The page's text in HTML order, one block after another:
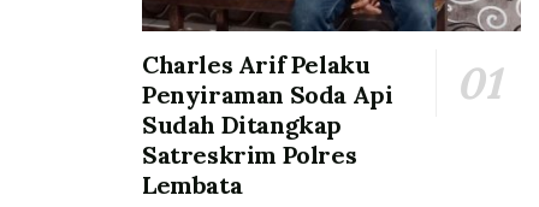
Charles Arif Pelaku
Penyiraman Soda Api
Sudah Ditangkap
Satreskrim Polres
Lembata